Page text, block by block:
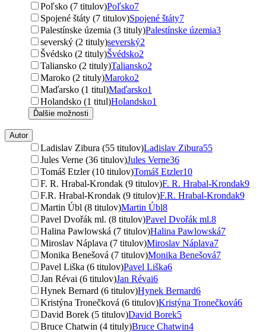
Poľsko (7 titulov)Poľsko7
Spojené štáty (7 titulov)Spojené štáty7
Palestínske územia (3 tituly)Palestínske územia3
severský (2 tituly)severský2
Švédsko (2 tituly)Švédsko2
Taliansko (2 tituly)Taliansko2
Maroko (2 tituly)Maroko2
Maďarsko (1 titul)Maďarsko1
Holandsko (1 titul)Holandsko1
Ďalšie možnosti
Autor
Ladislav Zibura (55 titulov)Ladislav Zibura55
Jules Verne (36 titulov)Jules Verne36
Tomáš Etzler (10 titulov)Tomáš Etzler10
F. R. Hrabal-Krondak (9 titulov)F. R. Hrabal-Krondak9
F.R. Hrabal-Krondak (9 titulov)F.R. Hrabal-Krondak9
Martin Úbl (8 titulov)Martin Úbl8
Pavel Dvořák ml. (8 titulov)Pavel Dvořák ml.8
Halina Pawlowská (7 titulov)Halina Pawlowská7
Miroslav Náplava (7 titulov)Miroslav Náplava7
Monika Benešová (7 titulov)Monika Benešová7
Pavel Liška (6 titulov)Pavel Liška6
Jan Révai (6 titulov)Jan Révai6
Hynek Bernard (6 titulov)Hynek Bernard6
Kristýna Tronečková (6 titulov)Kristýna Tronečková6
David Borek (5 titulov)David Borek5
Bruce Chatwin (4 tituly)Bruce Chatwin4